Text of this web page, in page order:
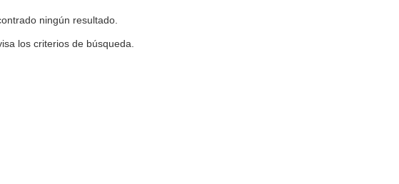
ningún resultado.
los criterios de búsqueda.